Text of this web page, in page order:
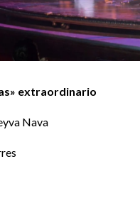
extraordinario
Nava